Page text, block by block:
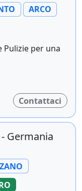
ARCO
Pulizie per una
Contattaci
Germania